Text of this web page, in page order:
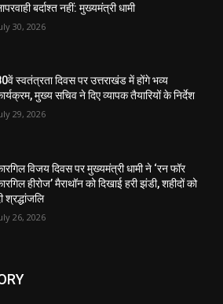
बर्दाश्त नहीं: मुख्यमंत्री धामी
30, 2026
स्वतंत्रता दिवस पर उत्तराखंड में होंगे भव्य
मुख्य सचिव ने दिए व्यापक तैयारियों के निर्देश
29, 2026
विजय दिवस पर मुख्यमंत्री धामी ने ‘रन फॉर
हीरोज’ मैराथॉन को दिखाई हरी झंडी, शहीदों को
श्रद्धांजलि
26, 2026